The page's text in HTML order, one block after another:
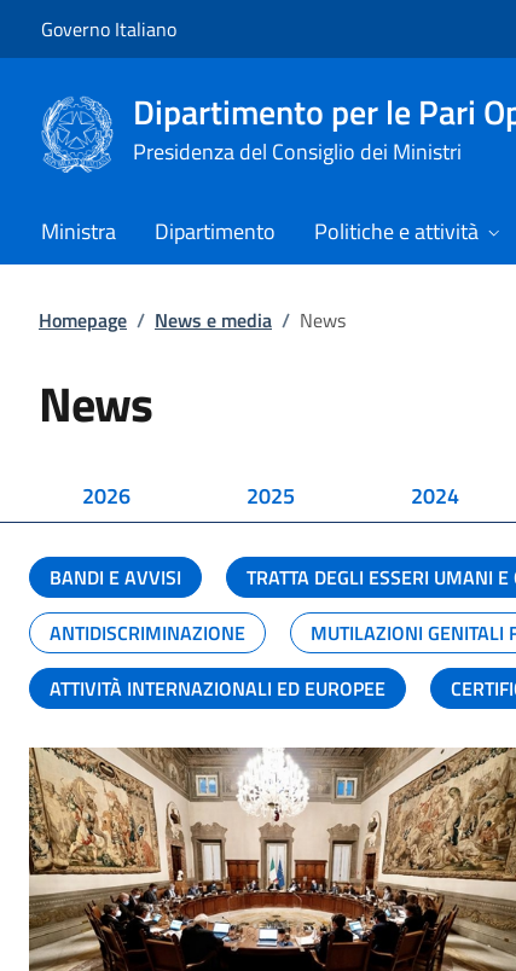
Governo Italiano
Dipartimento per le Pari
Presidenza del Consiglio dei Ministri
Ministra Dipartimento Politiche e attività
Homepage / News e media / News
News
2026 2025 2024
BANDI E AVVISI TRATTA DEGLI ESSERI UMANI
ANTIDISCRIMINAZIONE
MUTILAZIONI GENITALI
ATTIVITÀ INTERNAZIONALI ED EUROPEE